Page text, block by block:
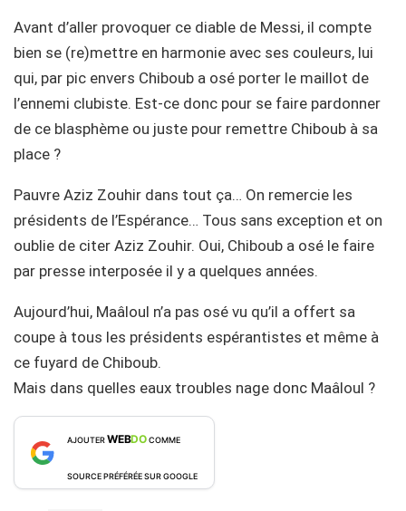
Avant d’aller provoquer ce diable de Messi, il compte
bien se (re)mettre en harmonie avec ses couleurs, lui
qui, par pic envers Chiboub a osé porter le maillot de
l’ennemi clubiste. Est-ce donc pour se faire pardonner
de ce blasphème ou juste pour remettre Chiboub à sa
place ?
Pauvre Aziz Zouhir dans tout ça… On remercie les
présidents de l’Espérance… Tous sans exception et on
oublie de citer Aziz Zouhir. Oui, Chiboub a osé le faire
par presse interposée il y a quelques années.
Aujourd’hui, Maâloul n’a pas osé vu qu’il a offert sa
coupe à tous les présidents espérantistes et même à
ce fuyard de Chiboub.
Mais dans quelles eaux troubles nage donc Maâloul ?
AJOUTERWEBDOCOMME
SOURCE PRÉFÉRÉE SUR GOOGLE